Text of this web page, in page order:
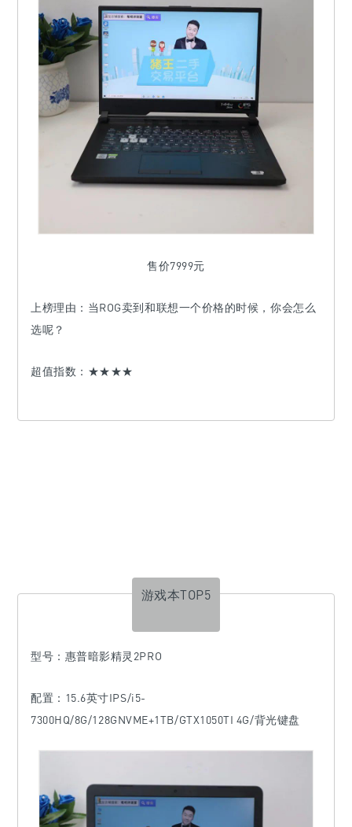
售价7999元
上榜理由： 当ROG卖到和联想一个价格的时候，你会怎么
选呢？
超值指数：★★★★
游戏本TOP5
型号 ：惠普暗影精灵2PRO
配置：15.6英寸IPS/i5-
7300HQ/8G/128GNVME+1TB/GTX1050TI 4G/背光键盘